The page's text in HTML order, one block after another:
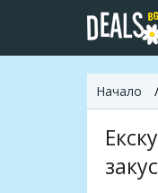
Начало